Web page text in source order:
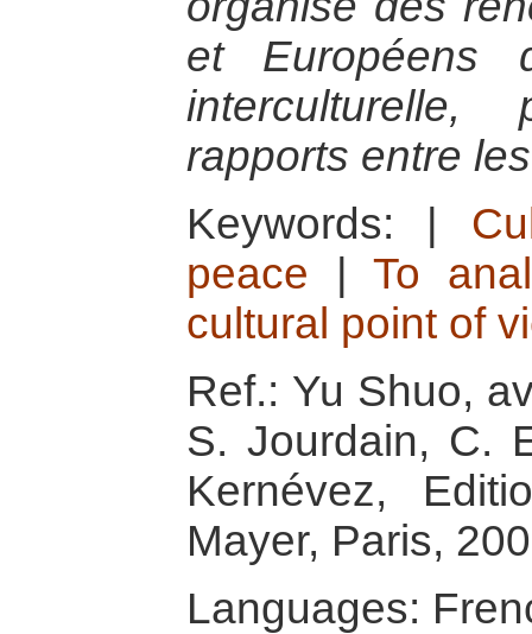
et Européens
rapports entre
Keywords:
peace |To
cultural point of
Ref.: Yu Shuo,
S. Jourdain, C.
Kernévez,
Mayer, Paris,
Languages: